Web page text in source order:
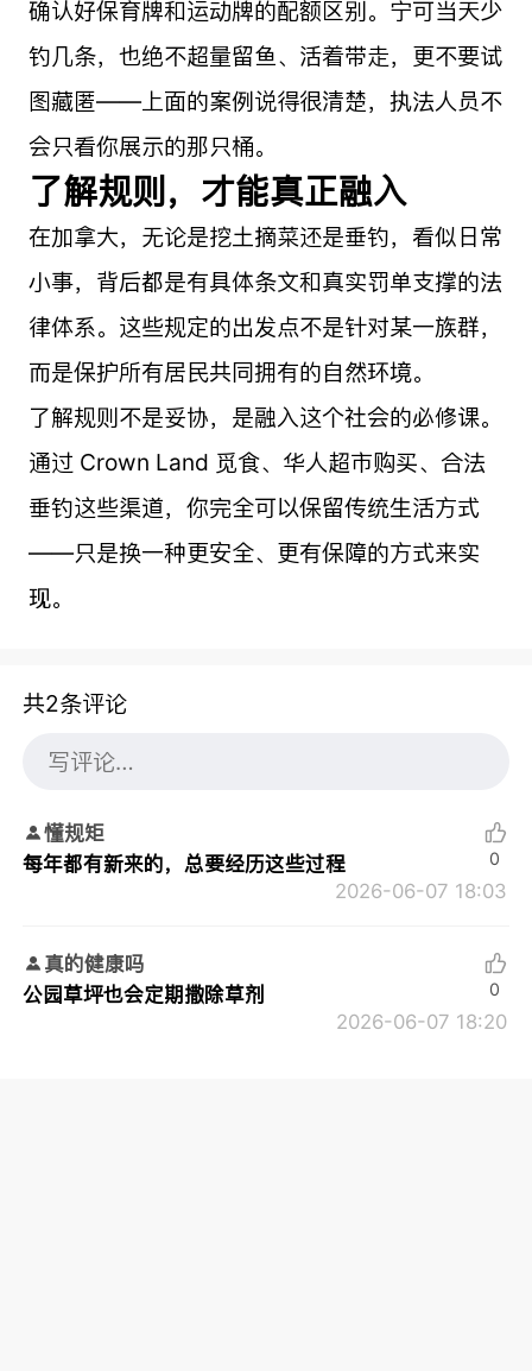
确认好保育牌和运动牌的配额区别。宁可当天少
钓几条，也绝不超量留鱼、活着带走，更不要试
图藏匿——上面的案例说得很清楚，执法人员不
会只看你展示的那只桶。
了解规则，才能真正融入
在加拿大，无论是挖土摘菜还是垂钓，看似日常
小事，背后都是有具体条文和真实罚单支撑的法
律体系。这些规定的出发点不是针对某一族群，
而是保护所有居民共同拥有的自然环境。
了解规则不是妥协，是融入这个社会的必修课。
通过 Crown Land 觅食、华人超市购买、合法
垂钓这些渠道，你完全可以保留传统生活方式
——只是换一种更安全、更有保障的方式来实
现。
共2条评论
懂规矩
每年都有新来的，总要经历这些过程
2026-06-07 18:03
0
真的健康吗
公园草坪也会定期撒除草剂
2026-06-07 18:20
0